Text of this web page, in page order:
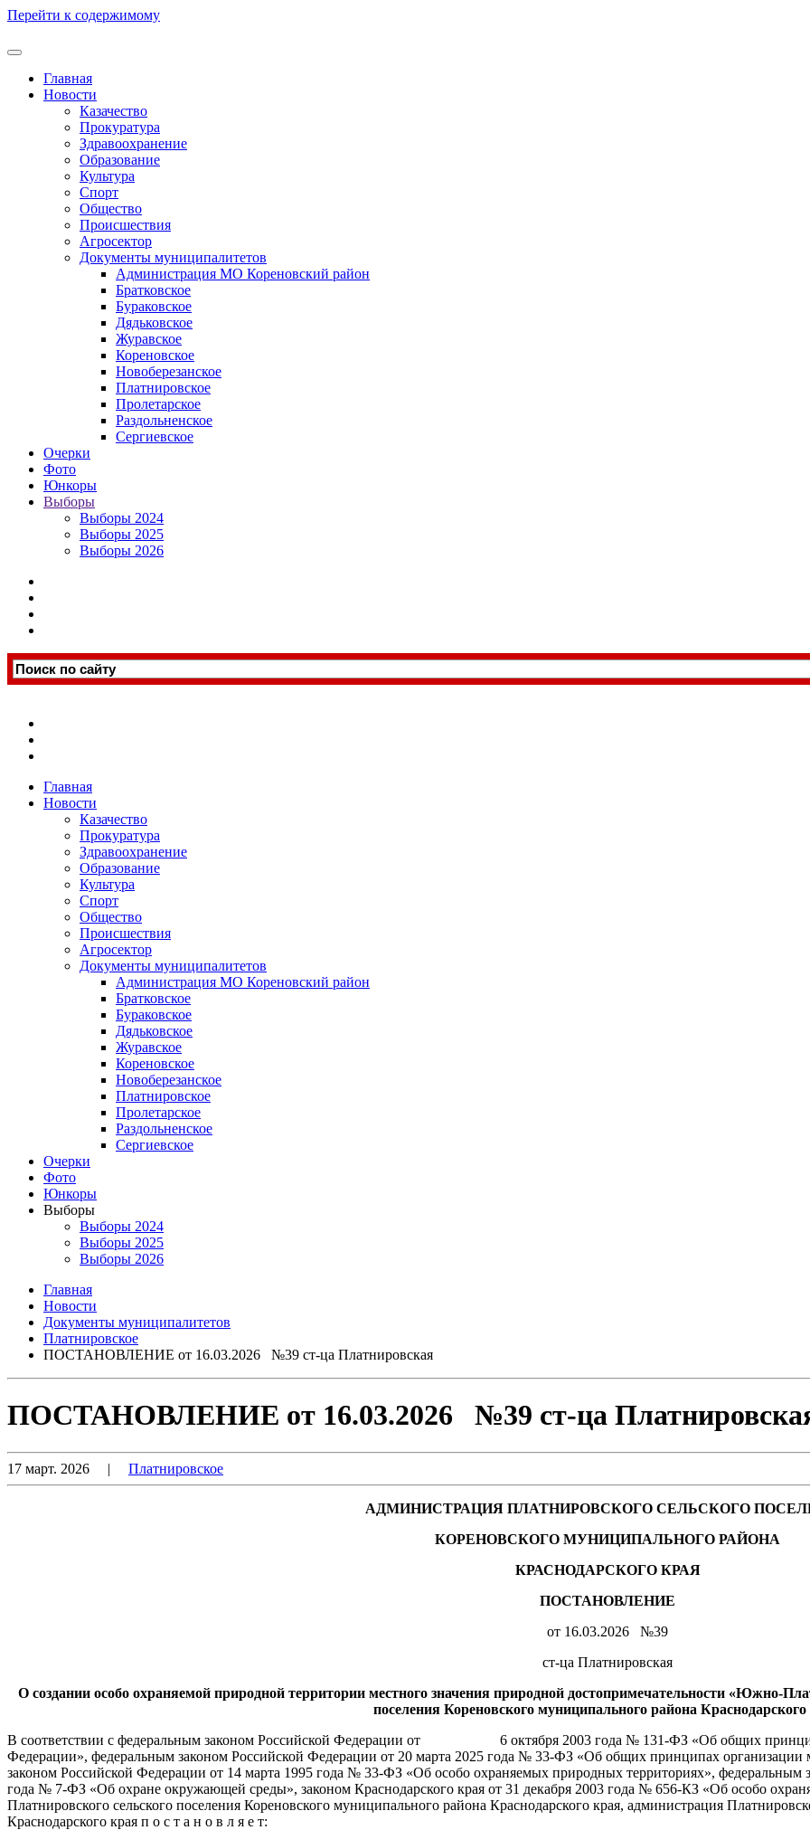
Перейти к содержимому
Главная
Новости
Казачество
Прокуратура
Здравоохранение
Образование
Культура
Спорт
Общество
Происшествия
Агросектор
Документы муниципалитетов
Администрация МО Кореновский район
Братковское
Бураковское
Дядьковское
Журавское
Кореновское
Новоберезанское
Платнировское
Пролетарское
Раздольненское
Сергиевское
Очерки
Фото
Юнкоры
Выборы
Выборы 2024
Выборы 2025
Выборы 2026
Главная
Новости
Казачество
Прокуратура
Здравоохранение
Образование
Культура
Спорт
Общество
Происшествия
Агросектор
Документы муниципалитетов
Администрация МО Кореновский район
Братковское
Бураковское
Дядьковское
Журавское
Кореновское
Новоберезанское
Платнировское
Пролетарское
Раздольненское
Сергиевское
Очерки
Фото
Юнкоры
Выборы
Выборы 2024
Выборы 2025
Выборы 2026
Главная
Новости
Документы муниципалитетов
Платнировское
ПОСТАНОВЛЕНИЕ от 16.03.2026 №39 ст-ца Платнировская
ПОСТАНОВЛЕНИЕ от 16.03.2026 №39 ст-ца
17 март. 2026 | Платнировское
АДМИНИСТРАЦИЯ ПЛАТНИРОВСКОГО СЕЛЬСКОГО
КОРЕНОВСКОГО МУНИЦИПАЛЬНОГО РАЙОНА
КРАСНОДАРСКОГО КРАЯ
ПОСТАНОВЛЕНИЕ
от 16.03.2026 №39
ст-ца Платнировская
О создании особо охраняемой природной территории местного значения природной достопримечательности «Южно-
поселения Кореновского муниципального района
В соответствии с федеральным законом Российской Федерации от 6 октября 2003 года № 131-ФЗ «Об общих
Федерации», федеральным законом Российской Федерации от 20 марта 2025 года № 33-ФЗ «Об общих принципах организации
законом Российской Федерации от 14 марта 1995 года № 33-ФЗ «Об особо охраняемых природных территориях»,
года № 7-ФЗ «Об охране окружающей среды», законом Краснодарского края от 31 декабря 2003 года № 656-КЗ «Об особо
Платнировского сельского поселения Кореновского муниципального района Краснодарского края, администрация
Краснодарского края п о с т а н о в л я е т: